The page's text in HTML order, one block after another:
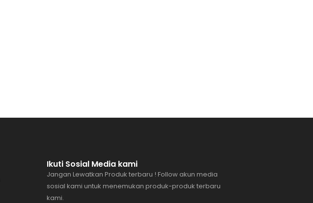
Ikuti Sosial Media kami
Jangan Lewatkan Produk terbaru ! Follow akun media
sosial kami untuk menemukan produk-produk terbaru
kami.